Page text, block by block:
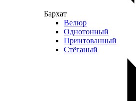
Бархат
Велюр
Однотонный
Принтованный
Стёганый